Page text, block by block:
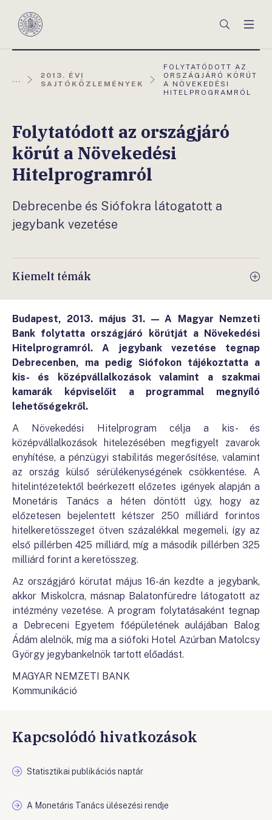
Magyar
Keresés
...
2013. ÉVI
SAJTÓKÖZLEMÉNYEK
AKTUÁLIS
OLDAL:
FOLYTATÓDOTT AZ
ORSZÁGJÁRÓ KÖRÚT
A NÖVEKEDÉSI
HITELPROGRAMRÓL
Folytatódott az országjáró
körút a Növekedési
Hitelprogramról
Debrecenbe és Siófokra látogatott a
jegybank vezetése
Kiemelt témák
Budapest, 2013. május 31. — A Magyar Nemzeti
Bank folytatta országjáró körútját a Növekedési
Hitelprogramról. A jegybank vezetése tegnap
Debrecenben, ma pedig Siófokon tájékoztatta a
kis- és középvállalkozások valamint a szakmai
kamarák képviselőit a programmal megnyíló
lehetőségekről.
A Növekedési Hitelprogram célja a kis- és
középvállalkozások hitelezésében megfigyelt zavarok
enyhítése, a pénzügyi stabilitás megerősítése, valamint
az ország külső sérülékenységének csökkentése. A
hitelintézetektől beérkezett előzetes igények alapján a
Monetáris Tanács a héten döntött úgy, hogy az
előzetesen bejelentett kétszer 250 milliárd forintos
hitelkeretösszeget ötven százalékkal megemeli, így az
első pillérben 425 milliárd, míg a második pillérben 325
milliárd forint a keretösszeg.
Az országjáró körutat május 16-án kezdte a jegybank,
akkor Miskolcra, másnap Balatonfüredre látogatott az
intézmény vezetése. A program folytatásaként tegnap
a Debreceni Egyetem főépületének aulájában Balog
Ádám alelnök, míg ma a siófoki Hotel Azúrban Matolcsy
György jegybankelnök tartott előadást.
MAGYAR NEMZETI BANK
Kommunikáció
Kapcsolódó hivatkozások
Statisztikai publikációs naptár
A Monetáris Tanács ülésezési rendje